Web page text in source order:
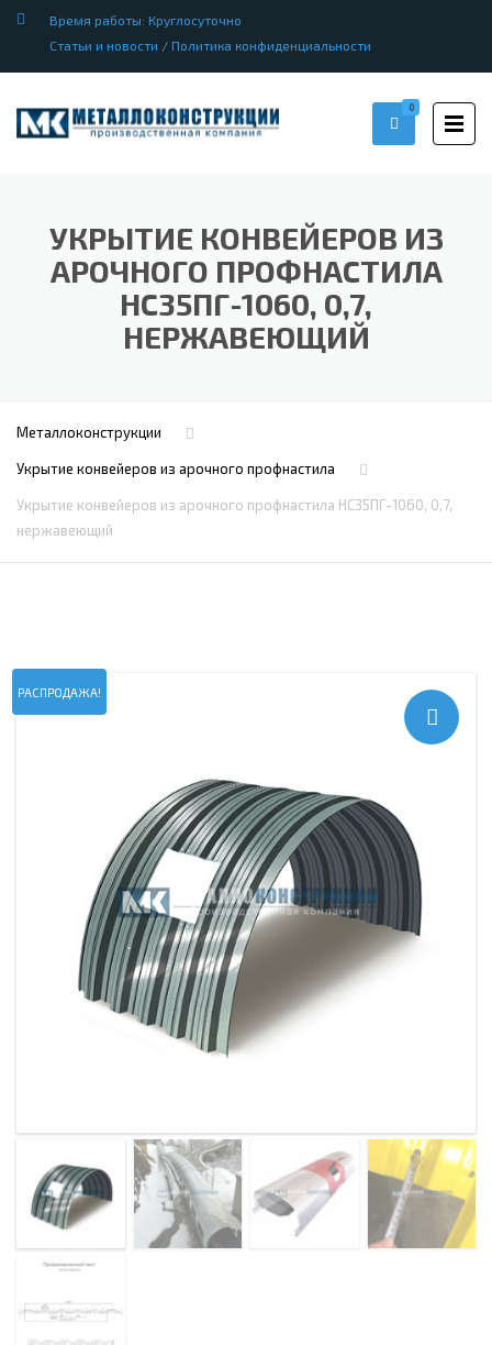
Время работы: Круглосуточно
Статьи и новости / Политика конфиденциальности
0
УКРЫТИЕ КОНВЕЙЕРОВ ИЗ
АРОЧНОГО ПРОФНАСТИЛА
НС35ПГ-1060, 0,7,
НЕРЖАВЕЮЩИЙ
Металлоконструкции
Укрытие конвейеров из арочного профнастила
Укрытие конвейеров из арочного профнастила НС35ПГ-1060, 0,7,
нержавеющий
РАСПРОДАЖА!